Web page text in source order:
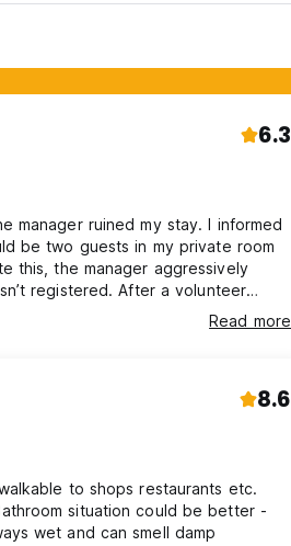
6.3
manager ruined my stay. I informed
be two guests in my private room
this, the manager aggressively
registered. After a volunteer
apologize, saying he had “nothing
to admit one is terrible
Read more
8.6
to shops restaurants etc.
situation could be better -
wet and can smell damp